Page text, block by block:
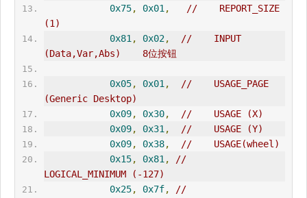
0x75, 0x01 ,
//    REPORT_SIZE
(1)
0x81 , 0x02, // INPUT
(Data,Var,Abs)    8位按钮
0x05, 0x01 , // USAGE_PAGE
(Generic Desktop)
0x09, 0x30,
0x09, 0x31 ,
0x09, 0x38,
//    USAGE(wheel)
0x15, 0x81 ,
//
LOGICAL_MINIMUM (-127)
0x25, 0x7f,
//